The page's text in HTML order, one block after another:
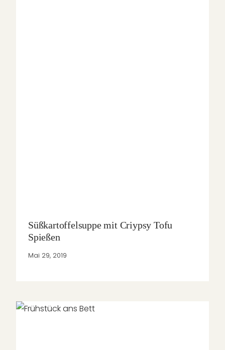
Süßkartoffelsuppe mit Criypsy Tofu
Spießen
Mai 29, 2019